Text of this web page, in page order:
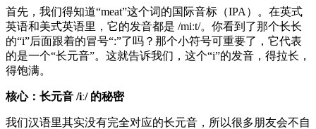
首先，我们得知道“meat”这个词的国际音标（IPA）。在英式
英语和美式英语里，它的发音都是 /miːt/。你看到了那个长长
的“i”后面跟着的冒号“ː”了吗？那个小符号可重要了，它代表
的是一个“长元音”。这就告诉我们，这个“i”的发音，得拉长，
得饱满。
核心：长元音 /iː/ 的秘密
我们汉语里其实没有完全对应的长元音，所以很多朋友会不自